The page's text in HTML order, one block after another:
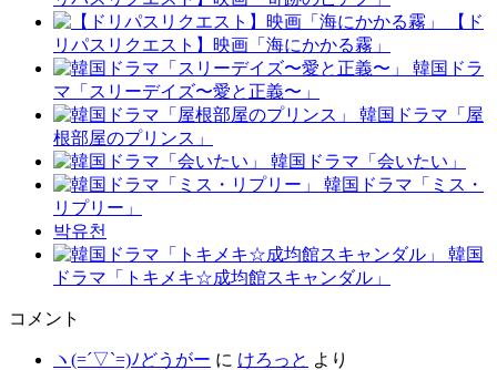
【ド
リパスリクエスト】映画「海にかかる霧」
韓国ドラ
マ「スリーデイズ〜愛と正義〜」
韓国ドラマ「屋
根部屋のプリンス」
韓国ドラマ「会いたい」
韓国ドラマ「ミス・
リプリー」
박유천
韓国
ドラマ「トキメキ☆成均館スキャンダル」
コメント
ヽ(=´▽`=)ﾉどうがー に けろっと より